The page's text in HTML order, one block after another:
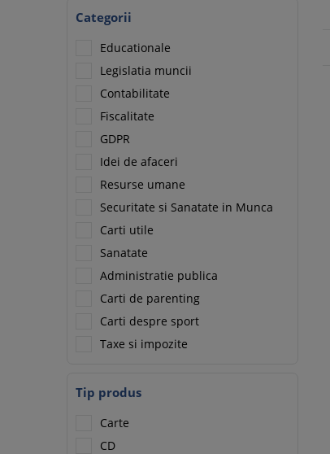
Categorii
Educationale
Legislatia muncii
Contabilitate
Fiscalitate
GDPR
Idei de afaceri
Resurse umane
Securitate si Sanatate in Munca
Carti utile
Sanatate
Administratie publica
Carti de parenting
Carti despre sport
Taxe si impozite
Tip produs
Carte
CD